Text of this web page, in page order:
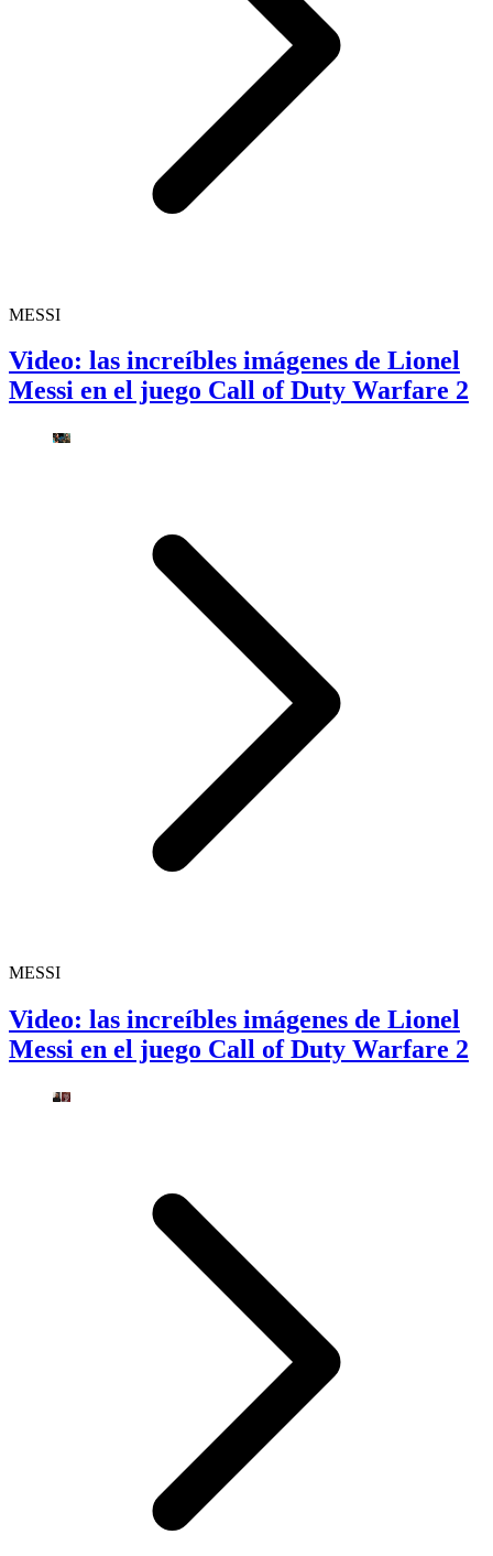
MESSI
Video: las increíbles imágenes de Lionel
Messi en el juego Call of Duty Warfare 2
MESSI
Video: las increíbles imágenes de Lionel
Messi en el juego Call of Duty Warfare 2